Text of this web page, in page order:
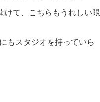
けて、こちらもうれしい限
もスタジオを持っていら